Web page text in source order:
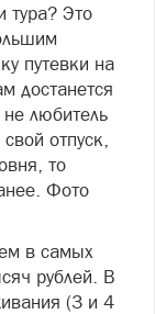
тура? Это
путевки на
достанется
любитель
отпуск,
то
Фото
в самых
рублей. В
(3 и 4